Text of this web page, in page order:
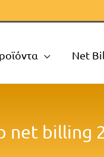
Net
net billing